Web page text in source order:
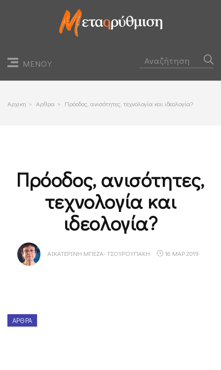
ΜΕΝΟΥ
Αρχικη > Αρθρα > Πρόοδος, ανισότητες, τεχνολογία και ιδεολογία?
Πρόοδος, ανισότητες,
τεχνολογία και
ιδεολογία?
ΑΙΚΑΤΕΡΊΝΗ ΜΠΈΖΑ- ΤΣΟΥΡΟΥΠΆΚΗ 16 ΜΑΡ 2019
ΆΡΘΡΑ